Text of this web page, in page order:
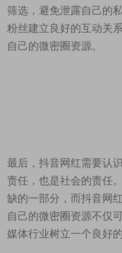
筛选，避免泄露自己的
粉丝建立良好的互动关
自己的微密圈资源。
最后，抖音网红需要认
责任，也是社会的责任
缺的一部分，而抖音网
自己的微密圈资源不仅
媒体行业树立一个良好